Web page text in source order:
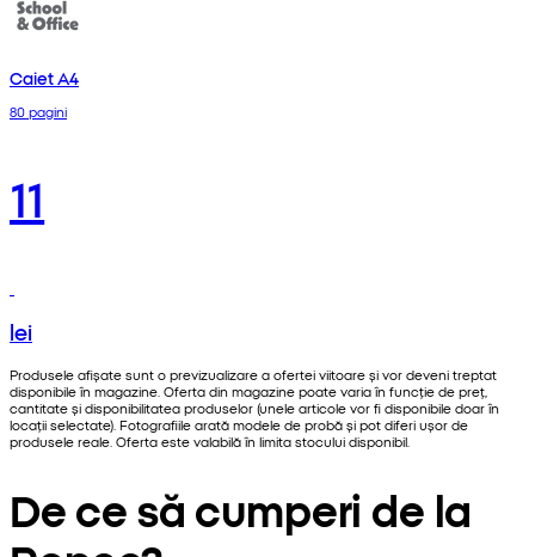
Caiet A4
80 pagini
11
lei
Produsele afișate sunt o previzualizare a ofertei viitoare și vor deveni treptat
disponibile în magazine. Oferta din magazine poate varia în funcție de preț,
cantitate și disponibilitatea produselor (unele articole vor fi disponibile doar în
locații selectate). Fotografiile arată modele de probă și pot diferi ușor de
produsele reale. Oferta este valabilă în limita stocului disponibil.
De ce să cumperi de la